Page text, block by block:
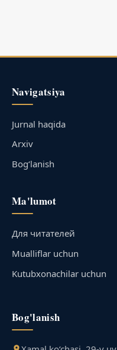
Navigatsiya
Jurnal haqida
Arxiv
Bog‘lanish
Ma'lumot
Для читателей
Mualliflar uchun
Kutubxonachilar uchun
Bog'lanish